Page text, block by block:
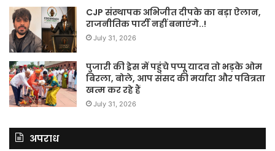
CJP संस्थापक अभिजीत दीपके का बड़ा ऐलान,
राजनीतिक पार्टी नहीं बनाएंगे..!
July 31, 2026
पुजारी की ड्रेस में पहुंचे पप्पू यादव तो भड़के ओम
बिरला, बोले, आप संसद की मर्यादा और पवित्रता
खत्म कर रहे हैं
July 31, 2026
अपराध